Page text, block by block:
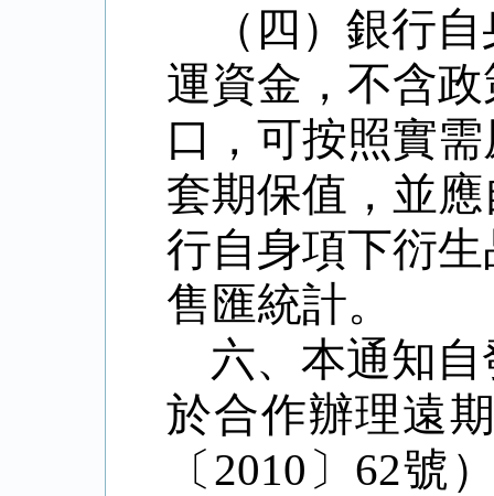
（四）銀行
運資金，不含
口，可按照實
套期保值，並
行自身項下衍
售匯統計。
六、本通知
於合作辦理遠
〔 2010 〕 62號